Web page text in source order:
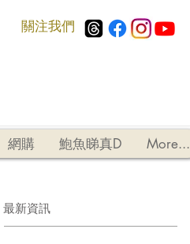
​關注我們
網購 鮑魚睇真D More...
最新資訊